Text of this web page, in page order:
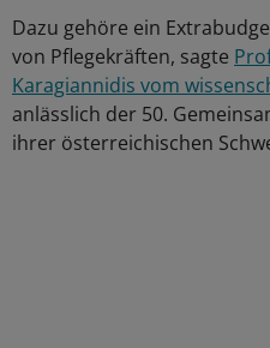
Dazu gehöre ein
von Pflegekräften, sagte
Karagiannidis vom
anlässlich der 50.
ihrer österreichischen